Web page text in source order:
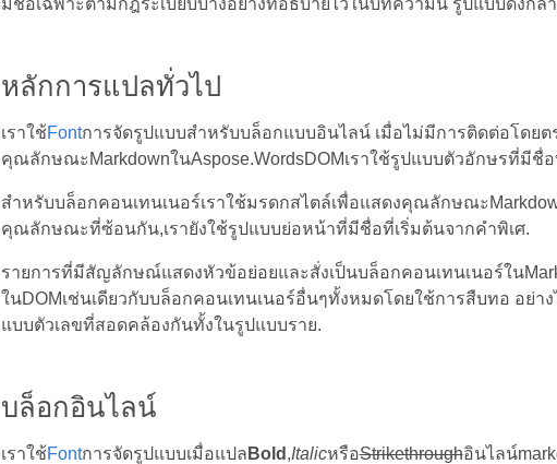
มีชื่อเฉพาะตามกฎระเบียบบางอย่างที่อธิบายไว้ในบทความนี้ รูปแบบดังกล่
หลักการแปลทั่วไป
เราใช้Fontการจัดรูปแบบสำหรับบล็อกแบบอินไลน์ เมื่อไม่มีการติดต่อโดยต
คุณลักษณะMarkdownในAspose.WordsDOMเราใช้รูปแบบตัวอักษรที่มีชื่
สำหรับบล็อกคอนเทนเนอร์เราใช้มรดกสไตล์เพื่อแสดงคุณลักษณะ
คุณลักษณะที่ซ้อนกัน,เรายังใช้รูปแบบย่อหน้าที่มีชื่อที่เริ่มต้นจากคำพิเศ.
รายการที่มีสัญลักษณ์แสดงหัวข้อย่อยและสั่งเป็นบล็อกคอนเทนเนอร์ใน
ในDOMเช่นเดียวกับบล็อกคอนเทนเนอร์อื่นๆทั้งหมดโดยใช้การสืบทอ อย่า
แบบตัวเลขที่สอดคล้องกันทั้งในรูปแบบราย.
บล็อกอินไลน์
เราใช้Fontการจัดรูปแบบเมื่อแปล Bold ,ItalicหรือStrikethroughอินไลน์